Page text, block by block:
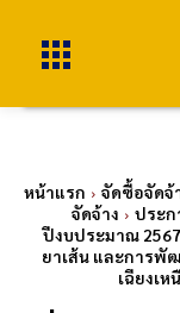
หน้าแรก จัดซื้อจัดจ้
จัดจ้าง
ประก
ปีงบประมาณ
ยาเส้น และการพั
เฉียงเ